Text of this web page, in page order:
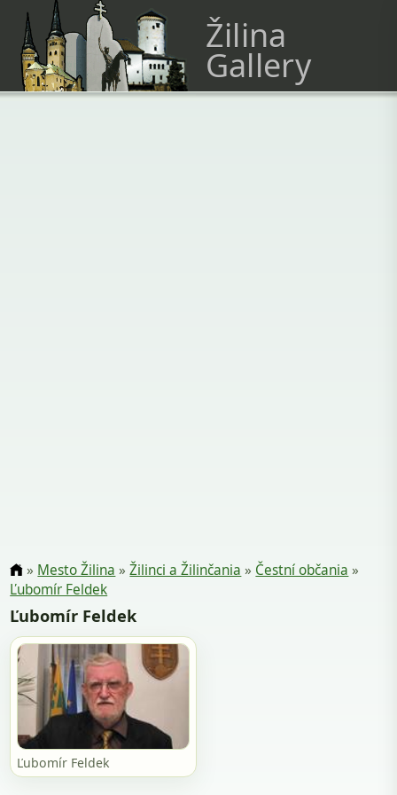
Žilina
Gallery
» Mesto Žilina »Žilinci a Žilinčania » Čestní občania »
Ľubomír Feldek
Ľubomír Feldek
Ľubomír Feldek